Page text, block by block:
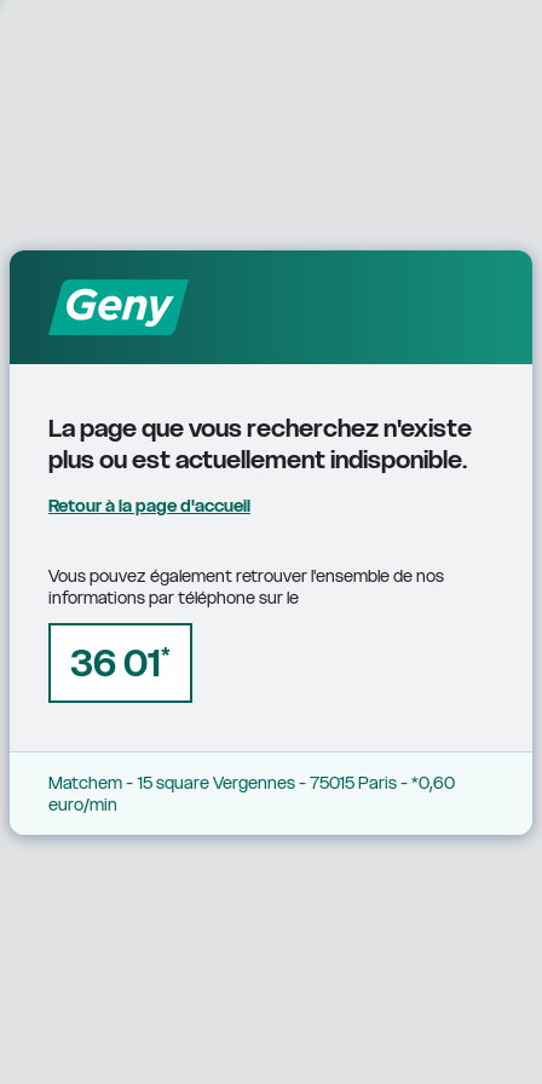
La page que vous recherchez n'existe
plus ou est actuellement indisponible.
Retour à la page d'accueil
Vous pouvez également retrouver l'ensemble de nos
informations par téléphone sur le
36 01*
Matchem - 15 square Vergennes - 75015 Paris - *0,60
euro/min